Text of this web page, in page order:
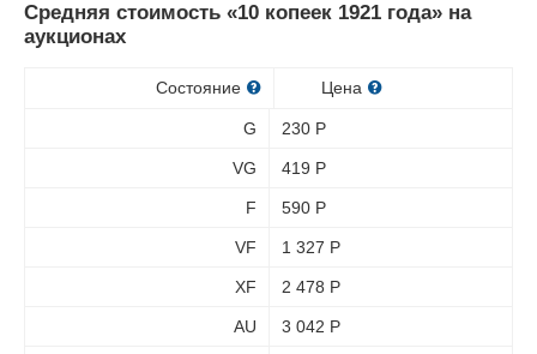
Средняя стоимость «10 копеек 1921 года» на
аукционах
Состояние Цена
G 230 Р
VG 419 Р
F 590 Р
VF 1 327 Р
XF 2 478 Р
AU 3 042 Р